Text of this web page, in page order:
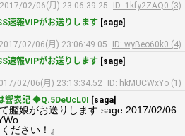
2017/02/06(月) 23:06:39.25
ID: 1kfy2ZAQ0 (3)
速報VIPがお送りします [sage]
2017/02/06(月) 23:06:49.05
ID: wyBeo60k0 (4)
速報VIPがお送りします [sage]
02/06(月) 23:13:34.52
ID: hkMUCWxYo (1)
響表記 ◆Q.5DeUcL0I [saga]
艦娘がお送りします sage 2017/02/06
ださい！』